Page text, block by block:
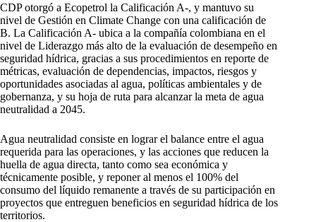
CDP otorgó a Ecopetrol la Calificación A-, y mantuvo su
nivel de Gestión en Climate Change con una calificación de
B. La Calificación A- ubica a la compañía colombiana en el
nivel de Liderazgo más alto de la evaluación de desempeño en
seguridad hídrica, gracias a sus procedimientos en reporte de
métricas, evaluación de dependencias, impactos, riesgos y
oportunidades asociadas al agua, políticas ambientales y de
gobernanza, y su hoja de ruta para alcanzar la meta de agua
neutralidad a 2045.
Agua neutralidad consiste en lograr el balance entre el agua
requerida para las operaciones, y las acciones que reducen la
huella de agua directa, tanto como sea económica y
técnicamente posible, y reponer al menos el 100% del
consumo del líquido remanente a través de su participación en
proyectos que entreguen beneficios en seguridad hídrica de los
territorios.